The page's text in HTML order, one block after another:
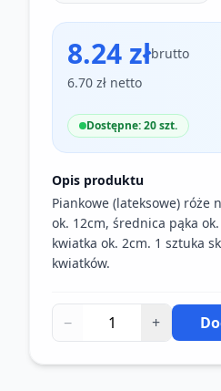
8.24 złbrutto
6.70 zł netto
Dostępne: 20 szt.
Opis produktu
Piankowe (lateksowe) róże
ok. 12cm, średnica pąka
kwiatka ok. 2cm. 1 sztuka
kwiatków.
− +